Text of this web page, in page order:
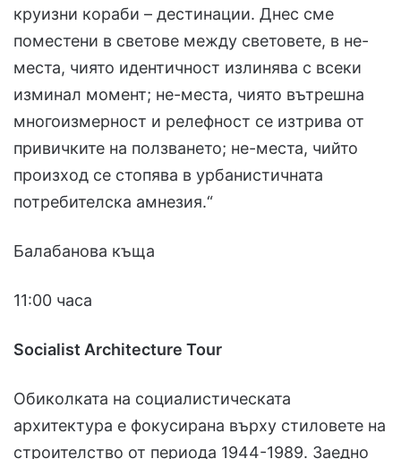
круизни кораби – дестинации. Днес сме
поместени в светове между световете, в не-
места, чиято идентичност излинява с всеки
изминал момент; не-места, чиято вътрешна
многоизмерност и релефност се изтрива от
привичките на ползването; не-места, чийто
произход се стопява в урбанистичната
потребителска амнезия.“
Балабанова къща
11:00 часа
Socialist Architecture Tour
Обиколката на социалистическата
архитектура е фокусирана върху стиловете на
строителство от периода 1944-1989. Заедно